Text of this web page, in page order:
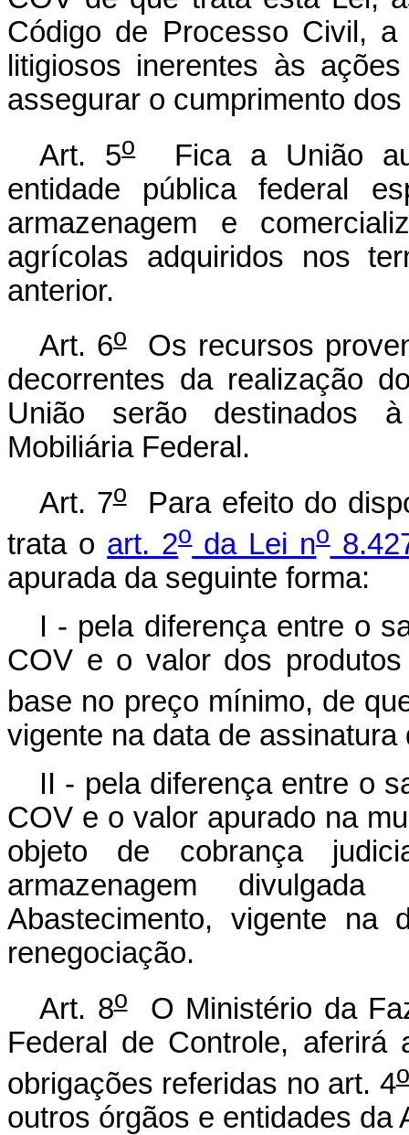
Código de Processo Civil,
litigiosos inerentes às
assegurar o cumprimento
Art. 5oFica a União
entidade pública federal
armazenagem e
agrícolas adquiridos nos
anterior.
Art. 6oOs recursos
decorrentes da realização
União serão destinados
Mobiliária Federal.
Art. 7oPara efeito do
trata o art. 2oda Lei no
apurada da seguinte forma:
I - pela diferença entre o
COV e o valor dos
base no preço mínimo, de
vigente na data de
II - pela diferença entre o
COV e o valor apurado na
objeto de cobrança
armazenagem
Abastecimento, vigente na
renegociação.
Art. 8oO Ministério da
Federal de Controle,
obrigações referidas no art. 4o
outros órgãos e entidades da